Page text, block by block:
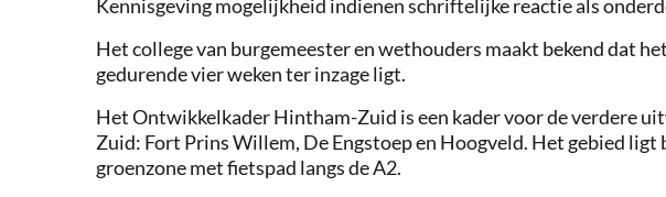
Kennisgeving mogelijkheid indienen schriftelijke reactie als
Het college van burgemeester en wethouders maakt bekend dat
gedurende vier weken ter inzage ligt.
Het Ontwikkelkader Hintham-Zuid is een kader voor de verdere
Zuid: Fort Prins Willem, De Engstoep en Hoogveld. Het gebied
groenzone met fietspad langs de A2.